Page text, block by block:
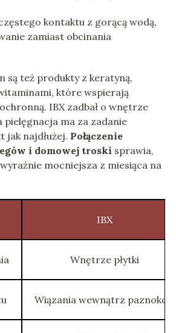
kontaktu z gorącą wodą,
zamiast obcinania
są też produkty z keratyną,
które wspierają
IBX zadbał o wnętrze
pielęgnacja ma za zadanie
jak najdłużej. Połączenie
i domowej troski sprawia,
mocniejsza z miesiąca na
IBX
Wnętrze płytki
Wiązania wewnątrz paznokcia